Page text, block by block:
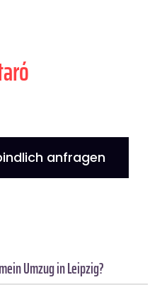
anfragen
Umzug in Leipzig?